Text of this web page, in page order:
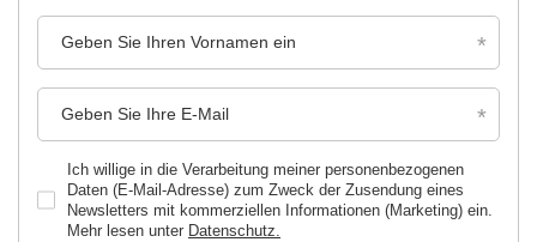
Geben Sie Ihren Vornamen ein
Geben Sie Ihre E-Mail
Ich willige in die Verarbeitung meiner personenbezogenen
Daten (E-Mail-Adresse) zum Zweck der Zusendung eines
Newsletters mit kommerziellen Informationen (Marketing) ein.
Mehr lesen unter Datenschutz.